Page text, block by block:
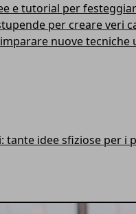
e tutorial per
per creare veri
nuove tecniche
tante idee sfiziose per i